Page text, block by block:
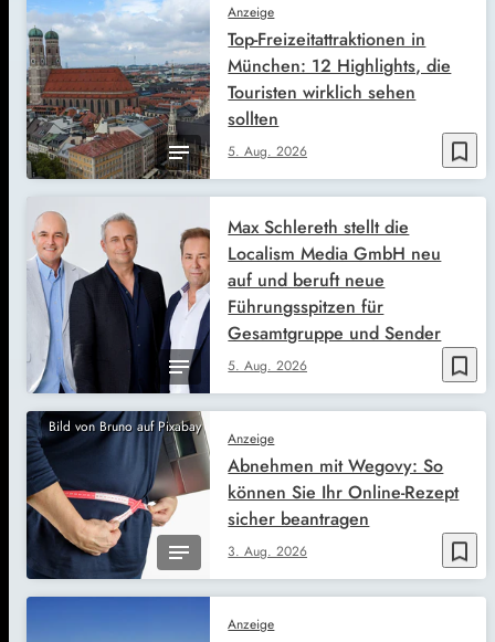
bookmark_border
Anzeige
5. Aug. 2026
Top-Freizeitattraktionen in
München: 12 Highlights, die
Touristen wirklich sehen
sollten
bookmark_border
5. Aug. 2026
Max Schlereth stellt die
Localism Media GmbH neu
auf und beruft neue
Führungsspitzen für
Gesamtgruppe und Sender
Bild von Bruno auf Pixabay
bookmark_border
Anzeige
3. Aug. 2026
Abnehmen mit Wegovy: So
können Sie Ihr Online-Rezept
sicher beantragen
Anzeige